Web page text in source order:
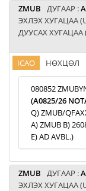
ZMUB ДУГААР :
ЭХЛЭХ ХУГАЦАА
ДУУСАХ ХУГАЦАА
ICAO НӨХЦӨЛ
080852
(A0825/26
Q) ZMUB/
A) ZMUB B)
E) AD AVBL.)
ZMUB ДУГААР :
ЭХЛЭХ ХУГАЦАА